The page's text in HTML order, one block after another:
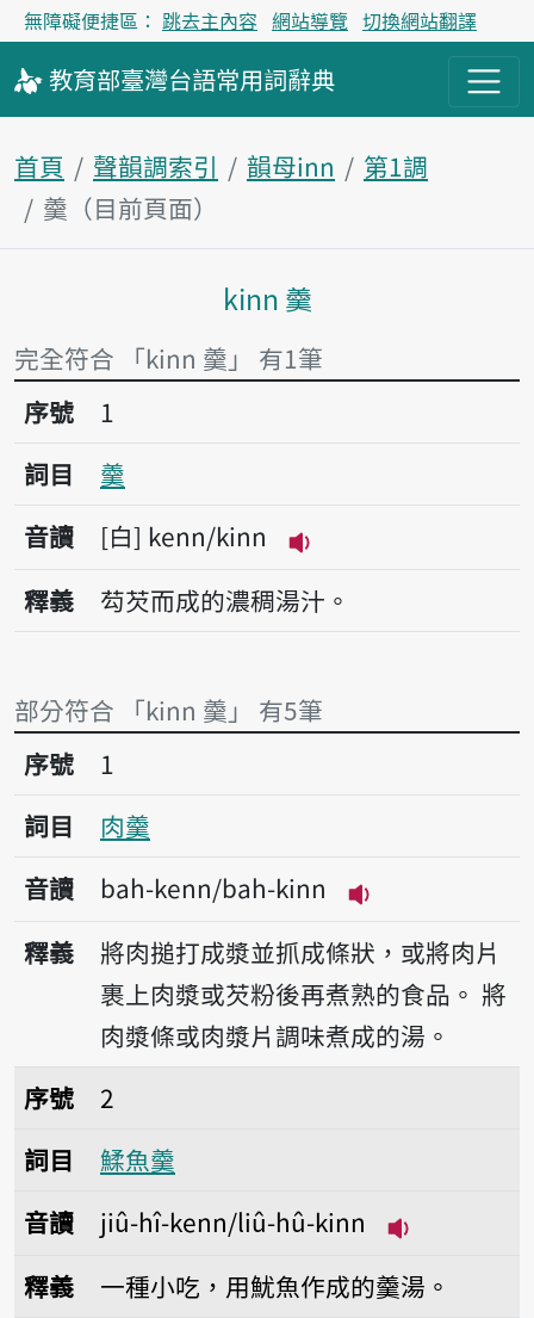
無障礙便捷區： 跳去主內容 網站導覽 切換網站翻譯
教育部臺灣台語常用詞辭典
首頁 聲韻調索引 韻母inn
第1調
羹（目前頁面）
主內容區塊
kinn 羹
完全符合 「kinn 羹」 有1筆
序號1羹
序號
1
詞目
羹
音讀
白 kenn/kinn
播放音讀kenn/kinn
釋義 芶芡而成的濃稠湯汁。
部分符合 「kinn 羹」 有5筆
序號1肉羹
序號
1
詞目
肉羹
音讀
bah-kenn/bah-kinn
播放音讀bah-
釋義
將肉搥打成漿並抓成條狀，或將肉片
裹上肉漿或芡粉後再煮熟的食品。 將
肉漿條或肉漿片調味煮成的湯。
序號2鰇魚羹
序號
2
詞目
鰇魚羹
音讀
jiû-hî-kenn/liû-hû-kinn
釋義
一種小吃，用魷魚作成的羹湯。